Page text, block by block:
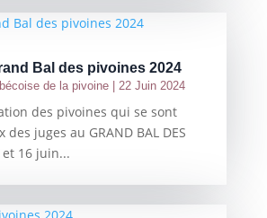
Bal des pivoines 2024
de la pivoine| 22 Juin 2024
des pivoines qui se sont
juges au GRAND BAL DES
et 16 juin...